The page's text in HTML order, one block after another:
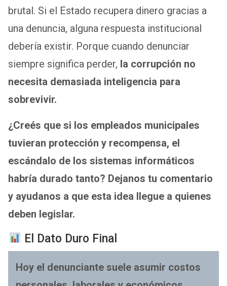
brutal. Si el Estado recupera dinero gracias a
una denuncia, alguna respuesta institucional
debería existir. Porque cuando denunciar
siempre significa perder, la corrupción no
necesita demasiada inteligencia para
sobrevivir.
¿Creés que si los empleados municipales
tuvieran protección y recompensa, el
escándalo de los sistemas informáticos
habría durado tanto? Dejanos tu comentario
y ayudanos a que esta idea llegue a quienes
deben legislar.
El Dato Duro Final
Hoy el denunciante suele asumir costos